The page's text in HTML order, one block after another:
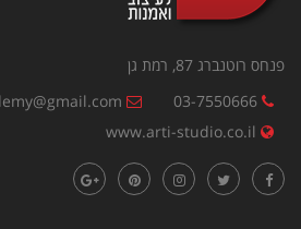
פנחס רוטנברג 87, רמת גן
03-7550666
www.arti-studio.co.il